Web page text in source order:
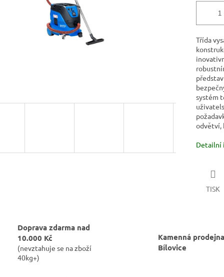
Třída
systém
odvětví,
Detailní
TISK
Doprava zdarma nad
10.000 Kč
(nevztahuje se na zboží
40kg+)
Kamenná
Bílovice